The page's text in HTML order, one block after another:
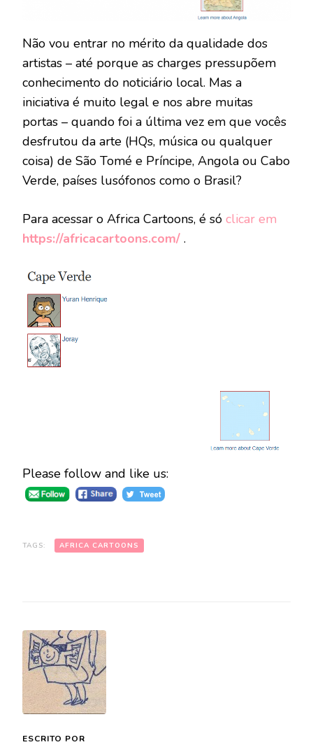
Não vou entrar no mérito da qualidade dos
artistas – até porque as charges pressupõem
conhecimento do noticiário local. Mas a
iniciativa é muito legal e nos abre muitas
portas – quando foi a última vez em que vocês
desfrutou da arte (HQs, música ou qualquer
coisa) de São Tomé e Príncipe, Angola ou Cabo
Verde, países lusófonos como o Brasil?
Para acessar o Africa Cartoons, é só clicar em
https://africacartoons.com/ .
Please follow and like us:
TAGS: AFRICA CARTOONS
ESCRITO POR